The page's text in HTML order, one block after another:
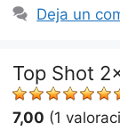
Deja un
Top Shot
7,00 (1